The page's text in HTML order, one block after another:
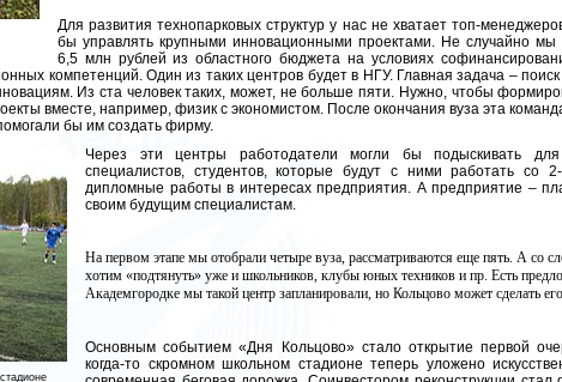
Для развития технопарковых структур у нас не хватает топ-
бы управлять крупными инновационными проектами. Не случайно мы
6,5 млн рублей из областного бюджета на условиях
компетенций. Один из таких центров будет в НГУ. Главная задача –
Из ста человек таких, может, не больше пяти. Нужно, чтобы
вместе, например, физик с экономистом. После окончания вуза эта
бы им создать фирму.
Через эти центры работодатели могли бы подыскивать
специалистов, студентов, которые будут с ними работать со
дипломные работы в интересах предприятия. А предприятие –
своим будущим специалистам.
На первом этапе мы отобрали четыре вуза, рассматриваются еще пять. А со
хотим «подтянуть» уже и школьников, клубы юных техников и пр. Есть
Академгородке мы такой центр запланировали, но Кольцово может сделать
Основным событием «Дня Кольцово» стало открытие первой
когда-то скромном школьном стадионе теперь уложено